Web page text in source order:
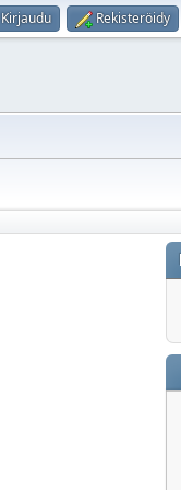
Kirjaudu Rekisteröidy